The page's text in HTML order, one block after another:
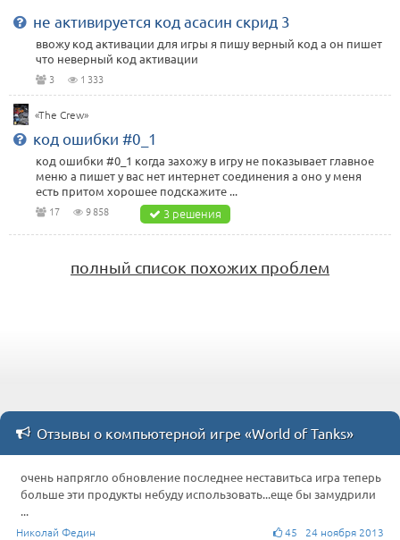
не активируется код асасин скрид 3
ввожу код активации для игры я пишу верный код а он пишет
что неверный код активации
3 1 333
«The Crew»
код ошибки #0_1
код ошибки #0_1 когда захожу в игру не показывает главное
меню а пишет у вас нет интернет соединения а оно у меня
есть притом хорошее подскажите ...
17 9 858 3 решения
полный список похожих проблем
Отзывы о компьютерной игре «World of Tanks»
очень напрягло обновление последнее неставитьса игра теперь
больше эти продукты небуду использовать...еще бы замудрили
...
Николай Федин 45 24 ноября 2013